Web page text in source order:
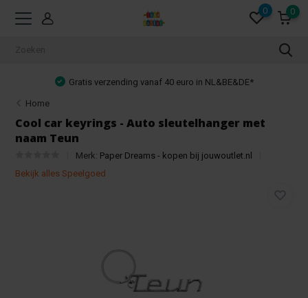
0 0
Gratis verzending vanaf 40 euro in NL&BE&DE*
Home
Cool car keyrings - Auto sleutelhanger met
naam Teun
Merk: Paper Dreams - kopen bij jouwoutlet.nl
Bekijk alles Speelgoed